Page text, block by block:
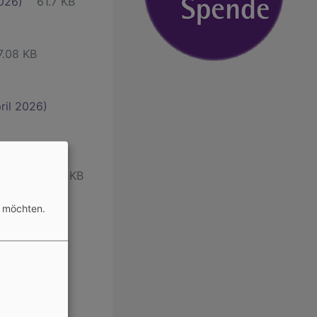
KB
2026)
83.41 KB